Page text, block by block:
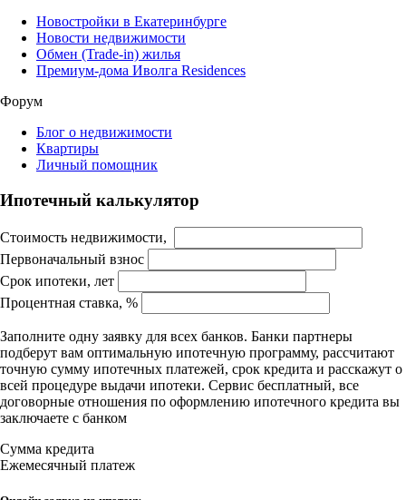
Новостройки в Екатеринбурге
Новости недвижимости
Обмен (Trade-in) жилья
Премиум-дома Иволга Residences
Форум
Блог о недвижимости
Квартиры
Личный помощник
Ипотечный калькулятор
Стоимость недвижимости,
Первоначальный взнос
Срок ипотеки, лет
Процентная ставка, %
Заполните одну заявку для всех банков. Банки партнеры
подберут вам оптимальную ипотечную программу, рассчитают
точную сумму ипотечных платежей, срок кредита и расскажут о
всей процедуре выдачи ипотеки. Сервис бесплатный, все
договорные отношения по оформлению ипотечного кредита вы
заключаете с банком
Сумма кредита
Ежемесячный платеж